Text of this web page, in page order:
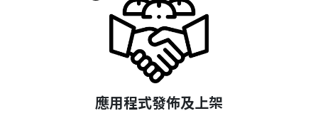
應用程式發佈及上架